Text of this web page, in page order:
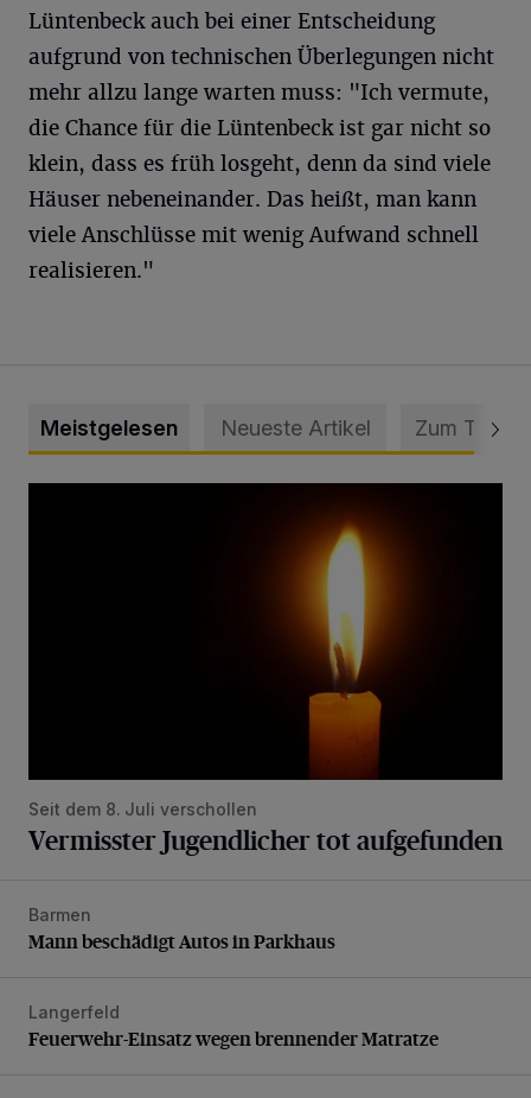
Lüntenbeck auch bei einer Entscheidung
aufgrund von technischen Überlegungen nicht
mehr allzu lange warten muss: "Ich vermute,
die Chance für die Lüntenbeck ist gar nicht so
klein, dass es früh losgeht, denn da sind viele
Häuser nebeneinander. Das heißt, man kann
viele Anschlüsse mit wenig Aufwand schnell
realisieren."
Meistgelesen Neueste Artikel Zum Thema
Seit dem 8. Juli verschollen
Vermisster Jugendlicher tot aufgefunden
Mann beschädigt Autos in Parkhaus
Barmen
Mann beschädigt Autos in Parkhaus
Feuerwehr-Einsatz wegen brennender Matratze
Langerfeld
Feuerwehr-Einsatz wegen brennender Matratze